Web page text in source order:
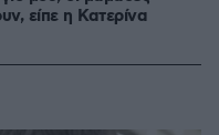
είπε η Κατερίνα